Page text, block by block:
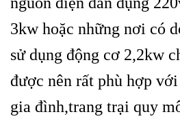
3kw hoặc những nơi có
sử dụng động cơ 2,2kw
được nên rất phù hợp
gia đình,trang trại quy